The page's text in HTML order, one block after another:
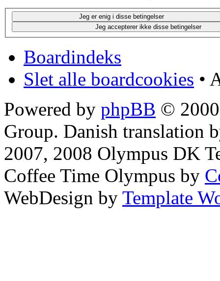
Boardindeks
Slet alle boardcookies •
Powered by phpBB ©
Group. Danish translation
2007, 2008 Olympus DK
Coffee Time Olympus by
WebDesign by Template